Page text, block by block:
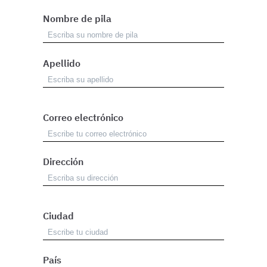
Nombre de pila
Apellido
Correo electrónico
Dirección
Ciudad
País